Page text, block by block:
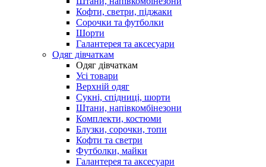
Кофти, светри, піджаки
Сорочки та футболки
Шорти
Галантерея та аксесуари
Одяг дівчаткам
Одяг дівчаткам
Усі товари
Верхній одяг
Сукні, спідниці, шорти
Штани, напівкомбінезони
Комплекти, костюми
Блузки, сорочки, топи
Кофти та светри
Футболки, майки
Галантерея та аксесуари